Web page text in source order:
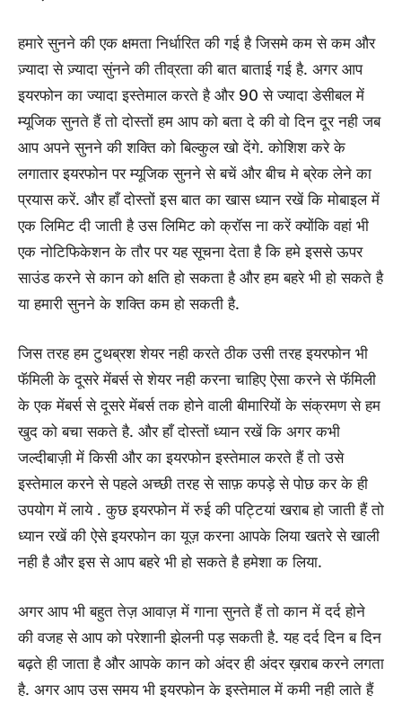
हमारे सुनने की एक क्षमता निर्धारित की गई है जिसमे कम से कम और
ज़्यादा से ज़्यादा सुंनने की तीव्रता की बात बाताई गई है. अगर आप
इयरफोन का ज्यादा इस्तेमाल करते है और 90 से ज्यादा डेसीबल में
म्यूजिक सुनते हैं तो दोस्तों हम आप को बता दे की वो दिन दूर नही जब
आप अपने सुनने की शक्ति को बिल्कुल खो देंगे. कोशिश करे के
लगातार इयरफोन पर म्यूजिक सुनने से बचें और बीच मे ब्रेक लेने का
प्रयास करें. और हाँ दोस्तों इस बात का खास ध्यान रखें कि मोबाइल में
एक लिमिट दी जाती है उस लिमिट को क्रॉस ना करें क्योंकि वहां भी
एक नोटिफिकेशन के तौर पर यह सूचना देता है कि हमे इससे ऊपर
साउंड करने से कान को क्षति हो सकता है और हम बहरे भी हो सकते है
या हमारी सुनने के शक्ति कम हो सकती है.
जिस तरह हम टुथब्रश शेयर नही करते ठीक उसी तरह इयरफोन भी
फॅमिली के दूसरे मेंबर्स से शेयर नही करना चाहिए ऐसा करने से फॅमिली
के एक मेंबर्स से दूसरे मेंबर्स तक होने वाली बीमारियों के संक्रमण से हम
खुद को बचा सकते है. और हाँ दोस्तों ध्यान रखें कि अगर कभी
जल्दीबाज़ी में किसी और का इयरफोन इस्तेमाल करते हैं तो उसे
इस्तेमाल करने से पहले अच्छी तरह से साफ़ कपड़े से पोछ कर के ही
उपयोग में लाये . कुछ इयरफोन में रुई की पट्टियां खराब हो जाती हैं तो
ध्यान रखें की ऐसे इयरफोन का यूज़ करना आपके लिया खतरे से खाली
नही है और इस से आप बहरे भी हो सकते है हमेशा क लिया.
अगर आप भी बहुत तेज़ आवाज़ में गाना सुनते हैं तो कान में दर्द होने
की वजह से आप को परेशानी झेलनी पड़ सकती है. यह दर्द दिन ब दिन
बढ़ते ही जाता है और आपके कान को अंदर ही अंदर ख़राब करने लगता
है. अगर आप उस समय भी इयरफोन के इस्तेमाल में कमी नही लाते हैं